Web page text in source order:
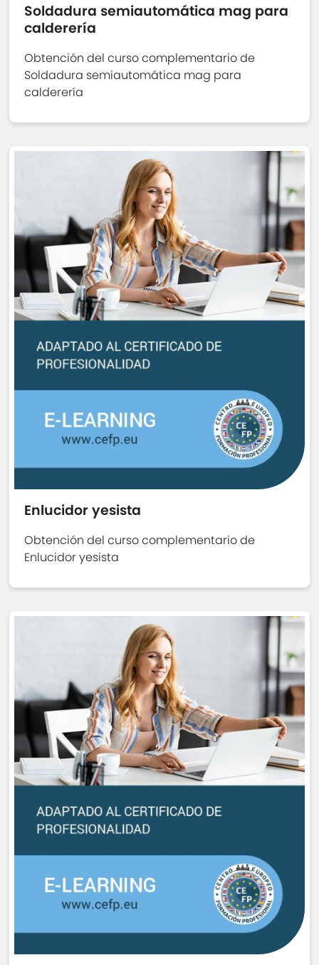
Soldadura semiautomática mag para
calderería
Obtención del curso complementario de
Soldadura semiautomática mag para
calderería
Enlucidor yesista
Obtención del curso complementario de
Enlucidor yesista